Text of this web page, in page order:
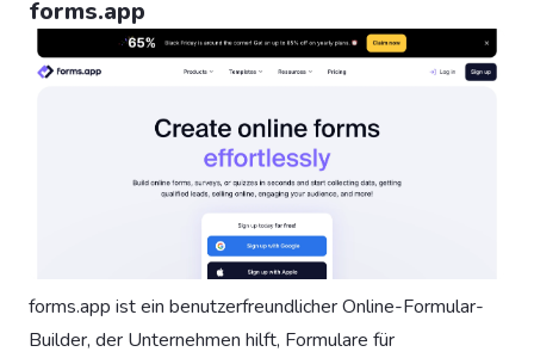
forms.app
forms.app ist ein benutzerfreundlicher Online-Formular-
Builder, der Unternehmen hilft, Formulare für